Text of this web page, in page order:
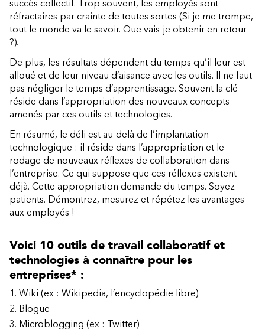
succès collectif. Trop souvent, les employés sont
réfractaires par crainte de toutes sortes (Si je me trompe,
tout le monde va le savoir. Que vais-je obtenir en retour
?).
De plus, les résultats dépendent du temps qu’il leur est
alloué et de leur niveau d’aisance avec les outils. Il ne faut
pas négliger le temps d’apprentissage. Souvent la clé
réside dans l’appropriation des nouveaux concepts
amenés par ces outils et technologies.
En résumé, le défi est au-delà de l’implantation
technologique : il réside dans l’appropriation et le
rodage de nouveaux réflexes de collaboration dans
l’entreprise. Ce qui suppose que ces réflexes existent
déjà. Cette appropriation demande du temps. Soyez
patients. Démontrez, mesurez et répétez les avantages
aux employés !
Voici 10 outils de travail collaboratif et
technologies à connaître pour les
entreprises* :
Wiki (ex : Wikipedia, l’encyclopédie libre)
Blogue
Microblogging (ex : Twitter)